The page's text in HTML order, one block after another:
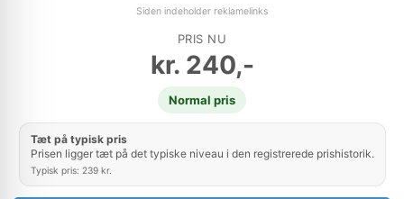
Siden indeholder reklamelinks
PRIS NU
kr.240,-
Normal pris
Tæt på typisk pris
Prisen ligger tæt på det typiske niveau i den registrerede prishistorik.
Typisk pris: 239 kr.